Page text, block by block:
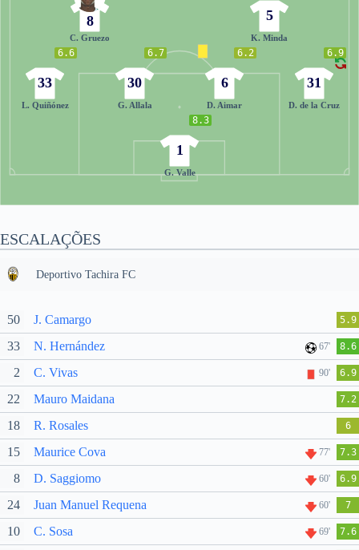
8.3
1
G. Valle
6.6
33
L. Quiñónez
6.7
30
G. Allala
6.2
6
D. Aimar
6.9
31
D. de la Cruz
8
C. Gruezo
5
K. Minda
ESCALAÇÕES
Deportivo Tachira FC
50 J. Camargo 5.9
33 N. Hernández 67' 8.6
2 C. Vivas 90' 6.9
22 Mauro Maidana 7.2
18 R. Rosales 6
15 Maurice Cova 77' 7.3
8 D. Saggiomo 60' 6.9
24 Juan Manuel Requena 60' 7
10 C. Sosa 69' 7.6